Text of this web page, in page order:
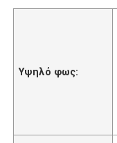
Υψηλό φως: